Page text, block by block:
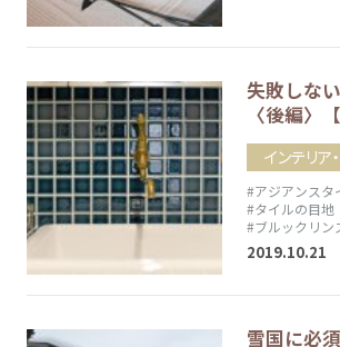
失敗しな
〈後編〉
インテリア
#アジアンスタ
#タイルの目地
#ブルックリン
2019.10.21
雪国に必